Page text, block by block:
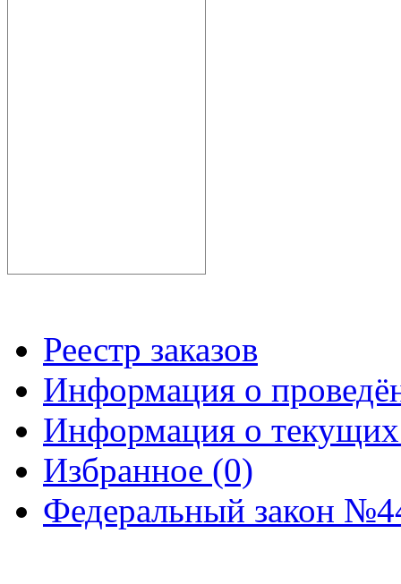
Реестр заказов
Информация о
Информация о текущих
Избранное (0)
Федеральный закон